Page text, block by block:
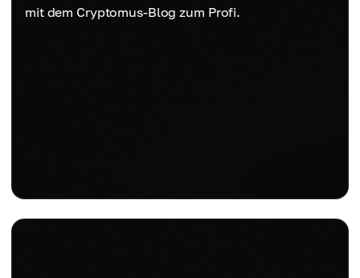
mit dem Cryptomus-Blog zum Profi.